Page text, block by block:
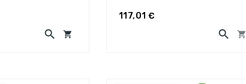


117,01 €

